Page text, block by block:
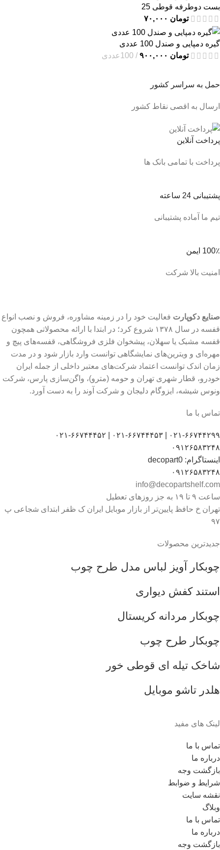
بست دوطرفه قوطی 25
تومان
گیره دمپایی و صندل 100 عددی
تومان
100عددی
حمل به سراسر کشور
ارسال به اقصی نقاط کشور
پرداخت آنلاین
پرداخت با تمامی بانک ها
پشتیبانی 24 ساعته
تیم ما آماده پشتیبانی
100٪ ایمن
امنیت بالا شرکت
صنایع دکوپارت فعالیت خود را در زمینه مشاوره، فروش و نصب انواع
قفسه در سال ۱۳۷۸ شروع کرد؛ در ابتدا با ارائه محصولاتی همچون
قفسه مشبک یا سهلان، پیشخوان فلزی فروشگاهی، قفسه‌های پیچ و
مهره‌ای و ویترین‌های نمایشگاهی توانست وارد بازار شود و در مدت
زمان اندک توانست اعتماد شرکت‌های معتبر داخلی از جمله ایران
خودرو، قطار شهری تهران و حومه (مترو)، واگن‌سازی پارس، شرکت
ونوس شیشه، ایزوگام دلیجان و شرکت آوند را به دست آورد.
تماس با ما
۰۲۱-۶۶۷۴۴۲۹۹ | ۰۲۱-۶۶۷۴۴۴۵۳ | ۰۲۱-۶۶۷۴۴۴۵۲
۰۹۱۲۶۵۸۳۲۴۸
اینستاگرام: decopart0
۰۹۱۲۶۵۸۳۲۴۸
info@decopartshelf.com
ساعت ۹ تا ۱۹ به جز روزهای تعطیل
تهران خ حافظ پایین‌تر از بازار موبایل ایران ک ظفر ابتدای شجاعی پ
۹۷
جدیدترین محصولات
چوبکار آویز لباس مدل طرح چوب
استند کفش دیواری
چوبکار مردانه کریستال
چوبکار طرح چوب
شاخک تیله ای قوطی خور
هلدر تاشو موبایل
لینک های مفید
تماس با ما
درباره ما
بازگشت وجه
شرایط و ضوابط
نقشه سایت
وبلاگ
تماس با ما
درباره ما
بازگشت وجه